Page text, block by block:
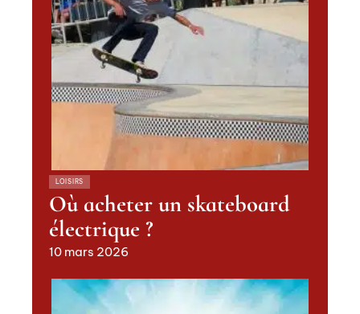
LOISIRS
Où acheter un skateboard
électrique ?
10 mars 2026